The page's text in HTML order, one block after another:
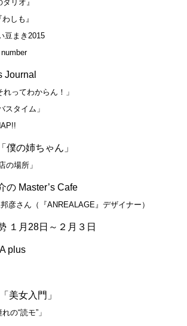
リオ』
しも』
豆まき2015
Journal
れってわからん！」
スタイム」
僕の姉ちゃん」
の場所」
の Master’s Cafe
彦さん（『ANREALAGE』デザイナー）
１月28日～２月３日
plus
美女入門」
の“読モ”」